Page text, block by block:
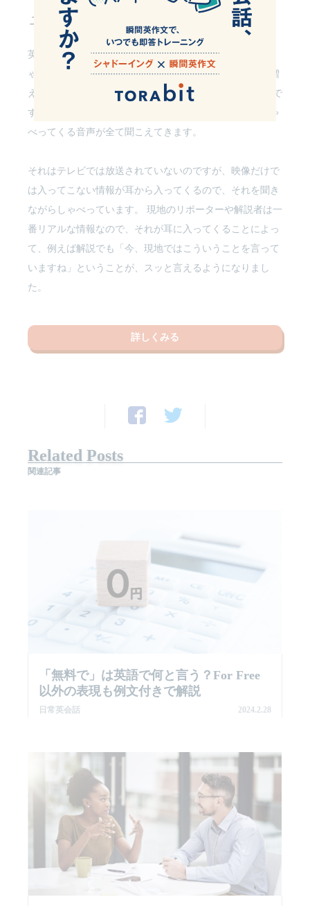
ューする。
英語に関しては、1年前の僕と今の僕を比較すると、めち
ゃくちゃ成長しました。僕にとって情報源がものすごく増
えたんです。 ゴルフ専門チャンネルで解説をしているので
すが、そのときに現地の音声や解説者の声など英語でしゃ
べってくる音声が全て聞こえてきます。
それはテレビでは放送されていないのですが、映像だけで
は入ってこない情報が耳から入ってくるので、それを聞き
ながらしゃべっています。 現地のリポーターや解説者は一
番リアルな情報なので、それが耳に入ってくることによっ
て、例えば解説でも「今、現地ではこういうことを言って
いますね」ということが、スッと言えるようになりまし
た。
詳しくみる
Related Posts
関連記事
「無料で」は英語で何と言う？for Free
以外の表現も例文付きで解説
日常英会話 2024.2.28